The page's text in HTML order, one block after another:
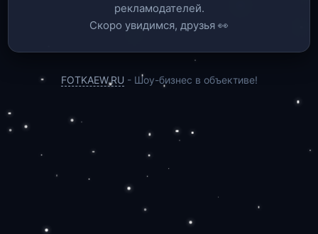
рекламодателей.
Скоро увидимся, друзья 👀
FOTKAEW.RU - Шоу-бизнес в объективе!